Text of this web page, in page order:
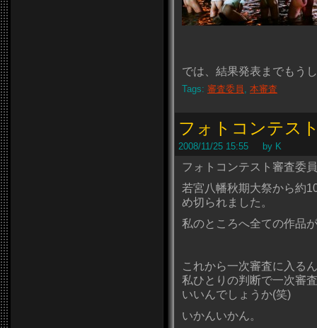
では、結果発表までもう
Tags: 審査委員 , 本審査
フォトコンテス
2008/11/25 15:55 by K
フォトコンテスト審査委
若宮八幡秋期大祭から約
め切られました。
私のところへ全ての作品
これから一次審査に入る
私ひとりの判断で一次審
いいんでしょうか(笑)
いかんいかん。